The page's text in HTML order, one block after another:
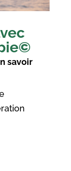
savoir